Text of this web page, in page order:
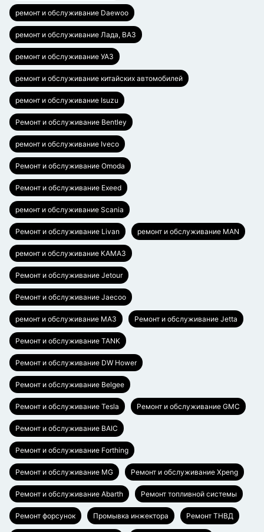
ремонт и обслуживание Daewoo
ремонт и обслуживание Лада, ВАЗ
ремонт и обслуживание УАЗ
ремонт и обслуживание китайских автомобилей
ремонт и обслуживание Isuzu
Ремонт и обслуживание Bentley
ремонт и обслуживание Iveco
Ремонт и обслуживание Omoda
Ремонт и обслуживание Exeed
ремонт и обслуживание Scania
Ремонт и обслуживание Livan ремонт и обслуживание MAN
ремонт и обслуживание КАМАЗ
Ремонт и обслуживание Jetour
Ремонт и обслуживание Jaecoo
ремонт и обслуживание МАЗ Ремонт и обслуживание Jetta
Ремонт и обслуживание TANK
Ремонт и обслуживание DW Hower
Ремонт и обслуживание Belgee
Ремонт и обслуживание Tesla Ремонт и обслуживание GMC
Ремонт и обслуживание BAIC
Ремонт и обслуживание Forthing
Ремонт и обслуживание MG Ремонт и обслуживание Xpeng
Ремонт и обслуживание Abarth Ремонт топливной системы
Ремонт форсунок Промывка инжектора Ремонт ТНВД